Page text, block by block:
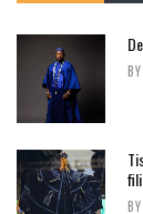
BY
BY